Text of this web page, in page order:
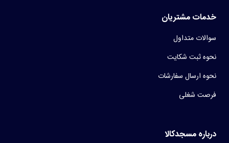
خدمات مشتریان
سوالات متداول
نحوه ثبت شکایت
نحوه ارسال سفارشات
فرصت شغلی
درباره مسجدکالا